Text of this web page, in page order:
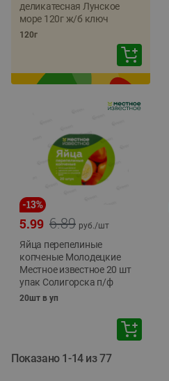
деликатесная Лунское
море 120г ж/б ключ
120г
-13%
6.89
5.99 руб./шт
Яйца перепелиные
копченые Молодецкие
Местное известное 20 шт
упак Солигорска п/ф
20шт в уп
Показано 1-14 из 77